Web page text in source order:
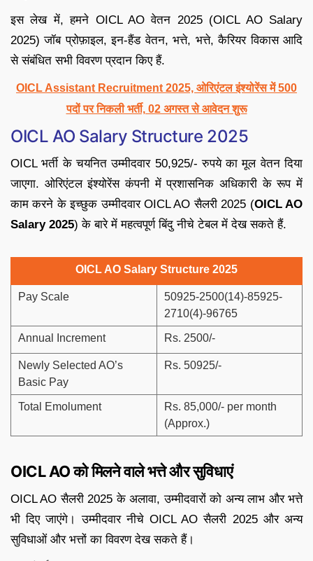
इस लेख में, हमने OICL AO वेतन 2025 (OICL AO Salary
2025) जॉब प्रोफ़ाइल, इन-हैंड वेतन, भत्ते, भत्ते, कैरियर विकास आदि
से संबंधित सभी विवरण प्रदान किए हैं.
OICL Assistant Recruitment 2025, ओरिएंटल इंश्योरेंस में 500
पदों पर निकली भर्ती, 02 अगस्त से आवेदन शुरू
OICL AO Salary Structure 2025
OICL भर्ती के चयनित उम्मीदवार 50,925/- रुपये का मूल वेतन दिया
जाएगा. ओरिएंटल इंश्योरेंस कंपनी में प्रशासनिक अधिकारी के रूप में
काम करने के इच्छुक उम्मीदवार OICL AO सैलरी 2025 (OICL AO
Salary 2025) के बारे में महत्वपूर्ण बिंदु नीचे टेबल में देख सकते हैं.
OICL AO Salary Structure 2025
Pay Scale
50925-2500(14)-85925-
2710(4)-96765
Annual Increment Rs. 2500/-
Newly Selected AO’s
Basic Pay
Rs. 50925/-
Total Emolument
Rs. 85,000/- per month
(Approx.)
OICL AO को मिलने वाले भत्ते और सुविधाएं
OICL AO सैलरी 2025 के अलावा, उम्मीदवारों को अन्य लाभ और भत्ते
भी दिए जाएंगे। उम्मीदवार नीचे OICL AO सैलरी 2025 और अन्य
सुविधाओं और भत्तों का विवरण देख सकते हैं।